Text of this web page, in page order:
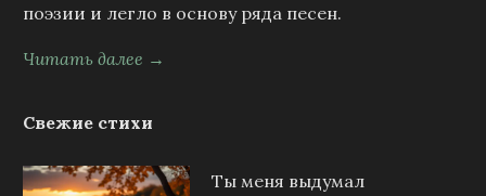
поэзии и легло в основу ряда песен.
Читать далее →
Свежие стихи
Ты меня выдумал